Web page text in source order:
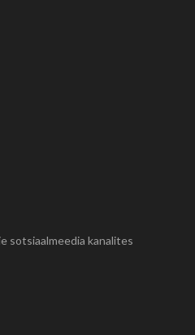
sotsiaalmeedia kanalites